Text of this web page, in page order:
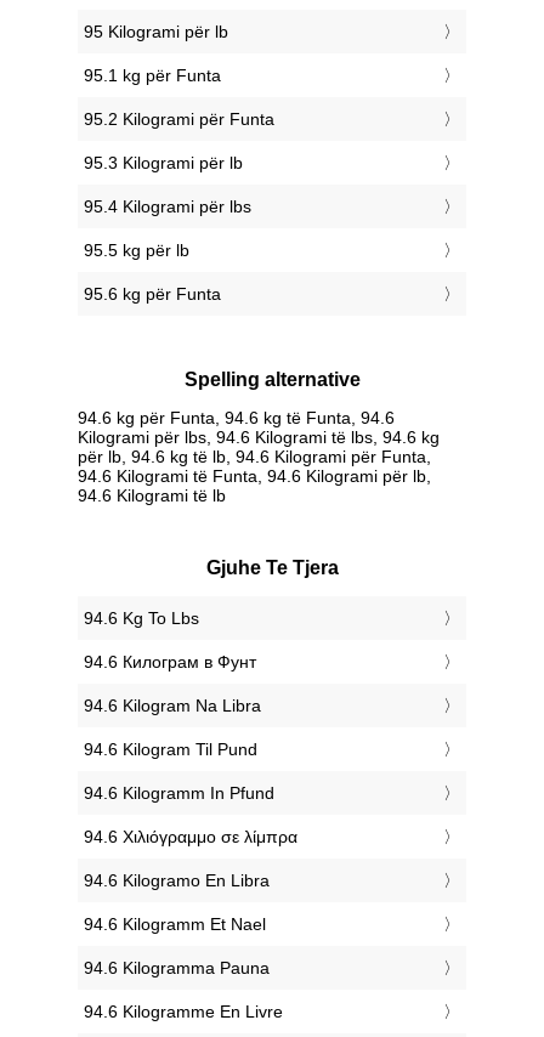
95 Kilogrami për lb
95.1 kg për Funta
95.2 Kilogrami për Funta
95.3 Kilogrami për lb
95.4 Kilogrami për lbs
95.5 kg për lb
95.6 kg për Funta
Spelling alternative
94.6 kg për Funta, 94.6 kg të Funta, 94.6
Kilogrami për lbs, 94.6 Kilogrami të lbs, 94.6 kg
për lb, 94.6 kg të lb, 94.6 Kilogrami për Funta,
94.6 Kilogrami të Funta, 94.6 Kilogrami për lb,
94.6 Kilogrami të lb
Gjuhe Te Tjera
‎94.6 Kg To Lbs
‎94.6 Килограм в Фунт
‎94.6 Kilogram Na Libra
‎94.6 Kilogram Til Pund
‎94.6 Kilogramm In Pfund
‎94.6 Χιλιόγραμμο σε λίμπρα
‎94.6 Kilogramo En Libra
‎94.6 Kilogramm Et Nael
‎94.6 Kilogramma Pauna
‎94.6 Kilogramme En Livre